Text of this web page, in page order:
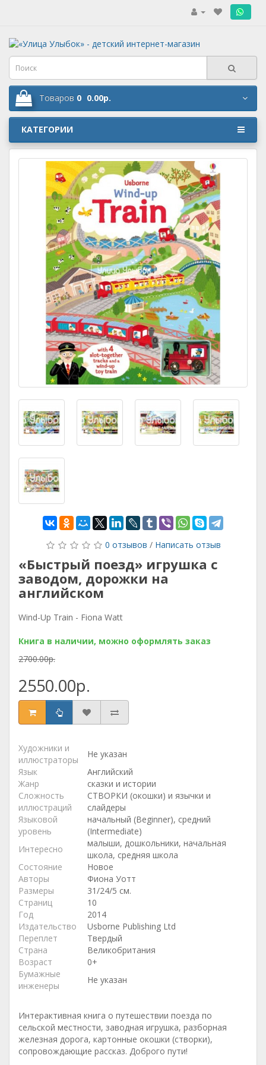
Товаров 0 0.00р.
КАТЕГОРИИ
0 отзывов / Написать отзыв
«Быстрый поезд» игрушка с
заводом, дорожки на
английском
Wind-Up Train - Fiona Watt
Книга в наличии, можно оформлять заказ
2700.00р.
2550.00р.
Художники и
иллюстраторы
Не указан
Язык
Английский
Жанр
сказки и истории
Сложность
иллюстраций
СТВОРКИ (окошки) и язычки и
слайдеры
Языковой
уровень
начальный (Beginner), средний
(Intermediate)
Интересно
малыши, дошкольники, начальная
школа, средняя школа
Состояние
Новое
Авторы
Фиона Уотт
Размеры
31/24/5 см.
Страниц
10
Год
2014
Издательство
Usborne Publishing Ltd
Переплет
Твердый
Страна
Великобритания
Возраст
0+
Бумажные
инженеры
Не указан
Интерактивная книга о путешествии поезда по
сельской местности, заводная игрушка, разборная
железная дорога, картонные окошки (створки),
сопровождающие рассказ. Доброго пути!